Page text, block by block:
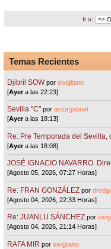
Ir a:
Temas Recientes
Djibril SOW porsivigliano
[Ayera las 22:23]
Sevilla "C"porasturgabriel
[Ayera las 18:13]
Re: Pre Temporada del Sevilla,
[Ayera las 18:08]
JOSÉ IGNACIO NAVARRO.
[Agosto 05, 2026, 07:27 Horas]
Re: FRAN GONZÁLEZ por
[Agosto 04, 2026, 22:33 Horas]
Re: JUANLU SÁNCHEZ por
[Agosto 04, 2026, 21:14 Horas]
RAFA MIR porsivigliano